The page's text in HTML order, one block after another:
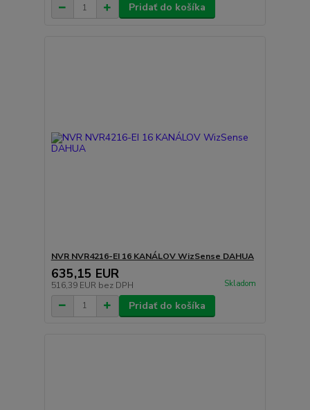
Pridať do košíka
NVR NVR4216-EI 16 KANÁLOV WizSense DAHUA
635,15 EUR
516,39 EUR bez DPH Skladom
Pridať do košíka